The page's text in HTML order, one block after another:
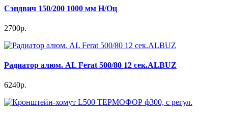
Сэндвич 150/200 1000 мм Н/Оц
2700р.
Радиатор алюм. AL Ferat 500/80 12 сек.ALBUZ
6240р.